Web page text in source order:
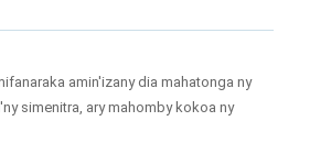
amin'izany dia mahatonga ny
simenitra, ary mahomby kokoa ny